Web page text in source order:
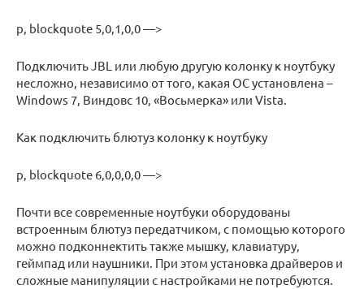
p, blockquote 5,0,1,0,0 —>
Подключить JBL или любую другую колонку к ноутбуку
несложно, независимо от того, какая ОС установлена –
Windows 7, Виндовс 10, «Восьмерка» или Vista.
Как подключить блютуз колонку к ноутбуку
p, blockquote 6,0,0,0,0 —>
Почти все современные ноутбуки оборудованы
встроенным блютуз передатчиком, с помощью которого
можно подконнектить также мышку, клавиатуру,
геймпад или наушники. При этом установка драйверов и
сложные манипуляции с настройками не потребуются.